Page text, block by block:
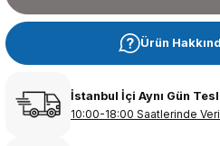
Ürün
İstanbul İçi Aynı Gün
10:00-18:00 Saatlerinde